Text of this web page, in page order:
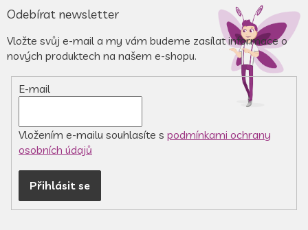
á
a
Odebírat newsletter
Vložte svůj e-mail a my vám budeme zasílat informace o
nových produktech na našem e-shopu.
E-mail
Vložením e-mailu souhlasíte s podmínkami ochrany
osobních údajů
Přihlásit se